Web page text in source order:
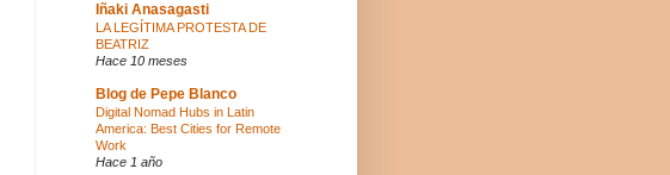
Iñaki Anasagasti
LA LEGÍTIMA PROTESTA DE
BEATRIZ
Hace 10 meses
Blog de Pepe Blanco
Digital Nomad Hubs in Latin
America: Best Cities for Remote
Work
Hace 1 año